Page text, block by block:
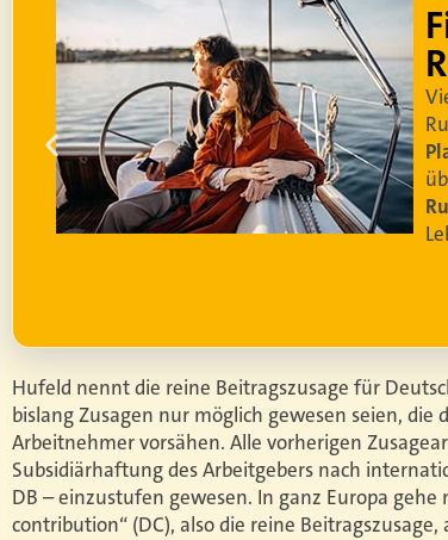
Lebe
Um
braucht es
Damit Ihre
Leben leben
Hufeld nennt die reine Beitragszusage für
bislang Zusagen nur möglich gewesen seien,
Arbeitnehmer vorsähen. Alle vorherigen
Subsidiärhaftung des Arbeitgebers nach
DB – einzustufen gewesen. In ganz Europa
contribution“ (DC), also die reine Beitragszusage,